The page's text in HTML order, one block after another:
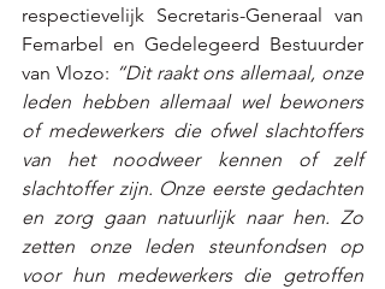
respectievelijk Secretaris-Generaal van
Femarbel en Gedelegeerd Bestuurder
van Vlozo: “Dit raakt ons allemaal, onze
leden hebben allemaal wel bewoners
of medewerkers die ofwel slachtoffers
van het noodweer kennen of zelf
slachtoffer zijn. Onze eerste gedachten
en zorg gaan natuurlijk naar hen. Zo
zetten onze leden steunfondsen op
voor hun medewerkers die getroffen